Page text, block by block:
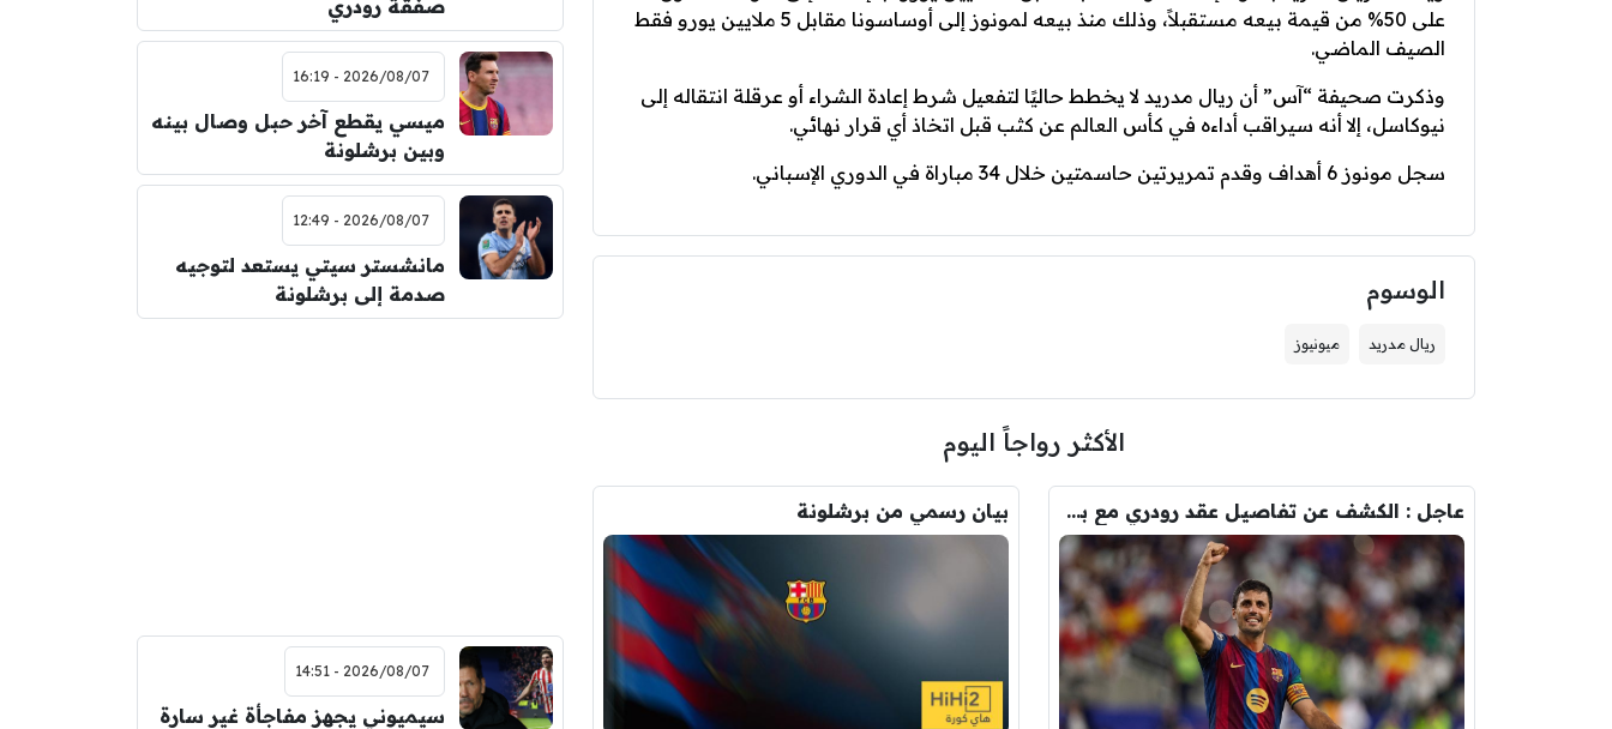
على 50% من قيمة بيعه مستقبلاً، وذلك منذ بيعه لمونوز إلى أوساسونا مقابل 5 ملايين يورو فقط
الصيف الماضي.
وذكرت صحيفة “آس” أن ريال مدريد لا يخطط حاليًا لتفعيل شرط إعادة الشراء أو عرقلة انتقاله إلى
نيوكاسل، إلا أنه سيراقب أداءه في كأس العالم عن كثب قبل اتخاذ أي قرار نهائي.
سجل مونوز 6 أهداف وقدم تمريرتين حاسمتين خلال 34 مباراة في الدوري الإسباني.
الوسوم
ريال مدريد ميونيوز
الأكثر رواجاً اليوم
عاجل : الكشف عن تفاصيل عقد رودري مع برشلونة.. قيمة الصفقة والراتب بيان رسمي من برشلونة
صفقة رودري
2026/08/07 - 16:19
ميسي يقطع آخر حبل وصال بينه
وبين برشلونة
2026/08/07 - 12:49
مانشستر سيتي يستعد لتوجيه
صدمة إلى برشلونة
2026/08/07 - 14:51
سيميوني يجهز مفاجأة غير سارة